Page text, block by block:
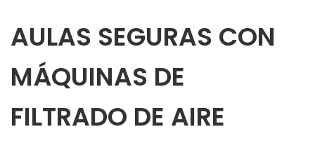
AULAS SEGURAS CON
MÁQUINAS DE
FILTRADO DE AIRE